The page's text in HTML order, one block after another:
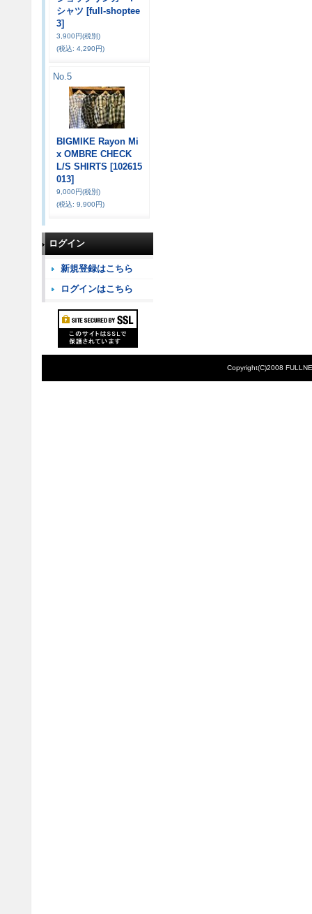
シャツ [full-shoptee
3]
3,900円(税別)
(税込: 4,290円)
No.5
BIGMIKE Rayon Mi
x OMBRE CHECK
L/S SHIRTS [102615
013]
9,000円(税別)
(税込: 9,900円)
ログイン
新規登録はこちら
ログインはこちら
Copyright(C)2008